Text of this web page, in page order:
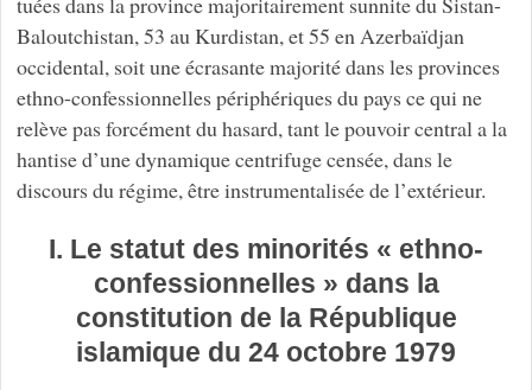
Baloutchistan, 53 au Kurdistan, et 55 en Azerbaïdjan
occidental, soit une écrasante majorité dans les provinces
ethno-confessionnelles périphériques du pays ce qui ne
relève pas forcément du hasard, tant le pouvoir central a la
hantise d’une dynamique centrifuge censée, dans le
discours du régime, être instrumentalisée de l’extérieur.
I. Le statut des minorités « ethno-
confessionnelles » dans la
constitution de la République
islamique du 24 octobre 1979